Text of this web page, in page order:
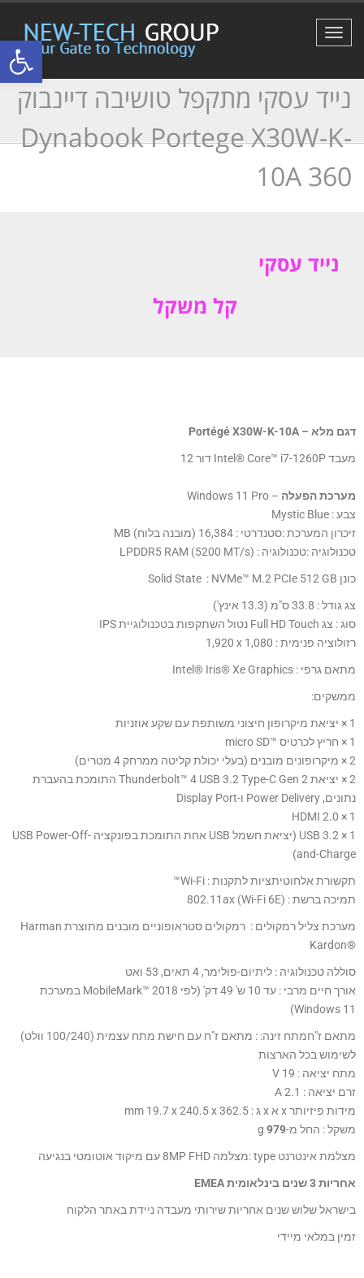
פתח
תפריט
נייד עסקי מתקפל טושיבה דיינבוק
Dynabook Portege X30W-K-
10A 360
נייד עסקי
קל משקל
דגם מלא – Portégé X30W-K-10A
מעבד Intel® Core™ i7-1260P דור 12
מערכת הפעלה – Windows 11 Pro
צבע : Mystic Blue
זיכרון המערכת :סטנדרטי : 16,384 (מובנה בלוח) MB
טכנולוגיה :טכנולוגיה : LPDDR5 RAM (5200 MT/s)
כונן Solid State : NVMe™ M.2 PCIe 512 GB
צג גודל : 33.8 ס"מ (13.3 אינץ')
סוג : צג Full HD Touch נטול השתקפות בטכנולוגיית IPS
רזולוציה פנימית : ‎1,920 x 1,080
מתאם גרפי : Intel® Iris® Xe Graphics
ממשקים:
1 × יציאת מיקרופון חיצוני משותפת עם שקע אוזניות
1 × חריץ לכרטיס ‎micro SD™‎
2 × מיקרופונים מובנים (בעלי יכולת קליטה ממרחק 4 מטרים)
2 × יציאת Thunderbolt™ 4 USB 3.2 Type-C Gen 2 התומכת בהעברת
נתונים, Power Delivery ו-Display Port
1 × HDMI 2.0
1 × USB 3.2 (יציאת חשמל USB אחת התומכת בפונקציה USB Power-Off-
and-Charge)
תקשורת אלחוטיתציות לתקנות : Wi-Fi™
תמיכה ברשת : 802.11ax (Wi-Fi 6E)
מערכת צליל רמקולים : רמקולים סטראופוניים מובנים מתוצרת Harman
Kardon®‎
סוללה טכנולוגיה : ליתיום-פולימר, 4 תאים, 53 ואט
אורך חיים מרבי : עד 10 ש' 49 דק' (לפי MobileMark™ 2018 במערכת
Windows 11)
מתאם ז"חמתח זינה: : מתאם ז"ח עם חישת מתח עצמית (100/240 וולט)
לשימוש בכל הארצות
מתח יציאה : 19 V
זרם יציאה : 2.1 A
מידות פיזיותר x א x ג : 362.5 x 240.5 x ‏19.7 mm
משקל : החל מ-979
מצלמת אינטרנט type :מצלמה 8MP FHD עם מיקוד אוטומטי בנגיעה
אחריות 3 שנים בינלאומית EMEA
בישראל שלוש שנים אחריות שירותי מעבדה ניידת באתר הלקוח
זמין במלאי מיידי